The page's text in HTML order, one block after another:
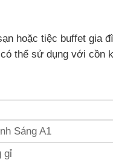
hoặc tiệc buffet gia
thể sử dụng với cồn
Sáng A1
gỉ